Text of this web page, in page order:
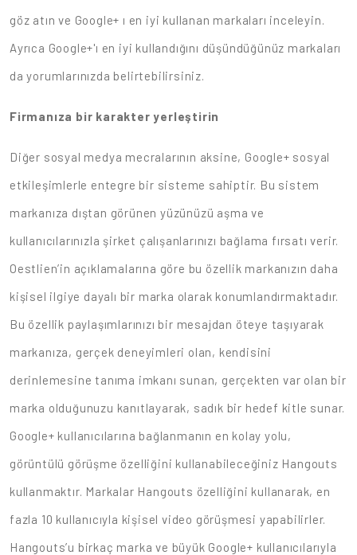
göz atın ve Google+ ı en iyi kullanan markaları inceleyin.
Ayrıca Google+'ı en iyi kullandığını düşündüğünüz markaları
da yorumlarınızda belirtebilirsiniz.
Firmanıza bir karakter yerleştirin
Diğer sosyal medya mecralarının aksine, Google+ sosyal
etkileşimlerle entegre bir sisteme sahiptir. Bu sistem
markanıza dıştan görünen yüzünüzü aşma ve
kullanıcılarınızla şirket çalışanlarınızı bağlama fırsatı verir.
Oestlien’in açıklamalarına göre bu özellik markanızın daha
kişisel ilgiye dayalı bir marka olarak konumlandırmaktadır.
Bu özellik paylaşımlarınızı bir mesajdan öteye taşıyarak
markanıza, gerçek deneyimleri olan, kendisini
derinlemesine tanıma imkanı sunan, gerçekten var olan bir
marka olduğunuzu kanıtlayarak, sadık bir hedef kitle sunar.
Google+ kullanıcılarına bağlanmanın en kolay yolu,
görüntülü görüşme özelliğini kullanabileceğiniz Hangouts
kullanmaktır. Markalar Hangouts özelliğini kullanarak, en
fazla 10 kullanıcıyla kişisel video görüşmesi yapabilirler.
Hangouts’u birkaç marka ve büyük Google+ kullanıcılarıyla